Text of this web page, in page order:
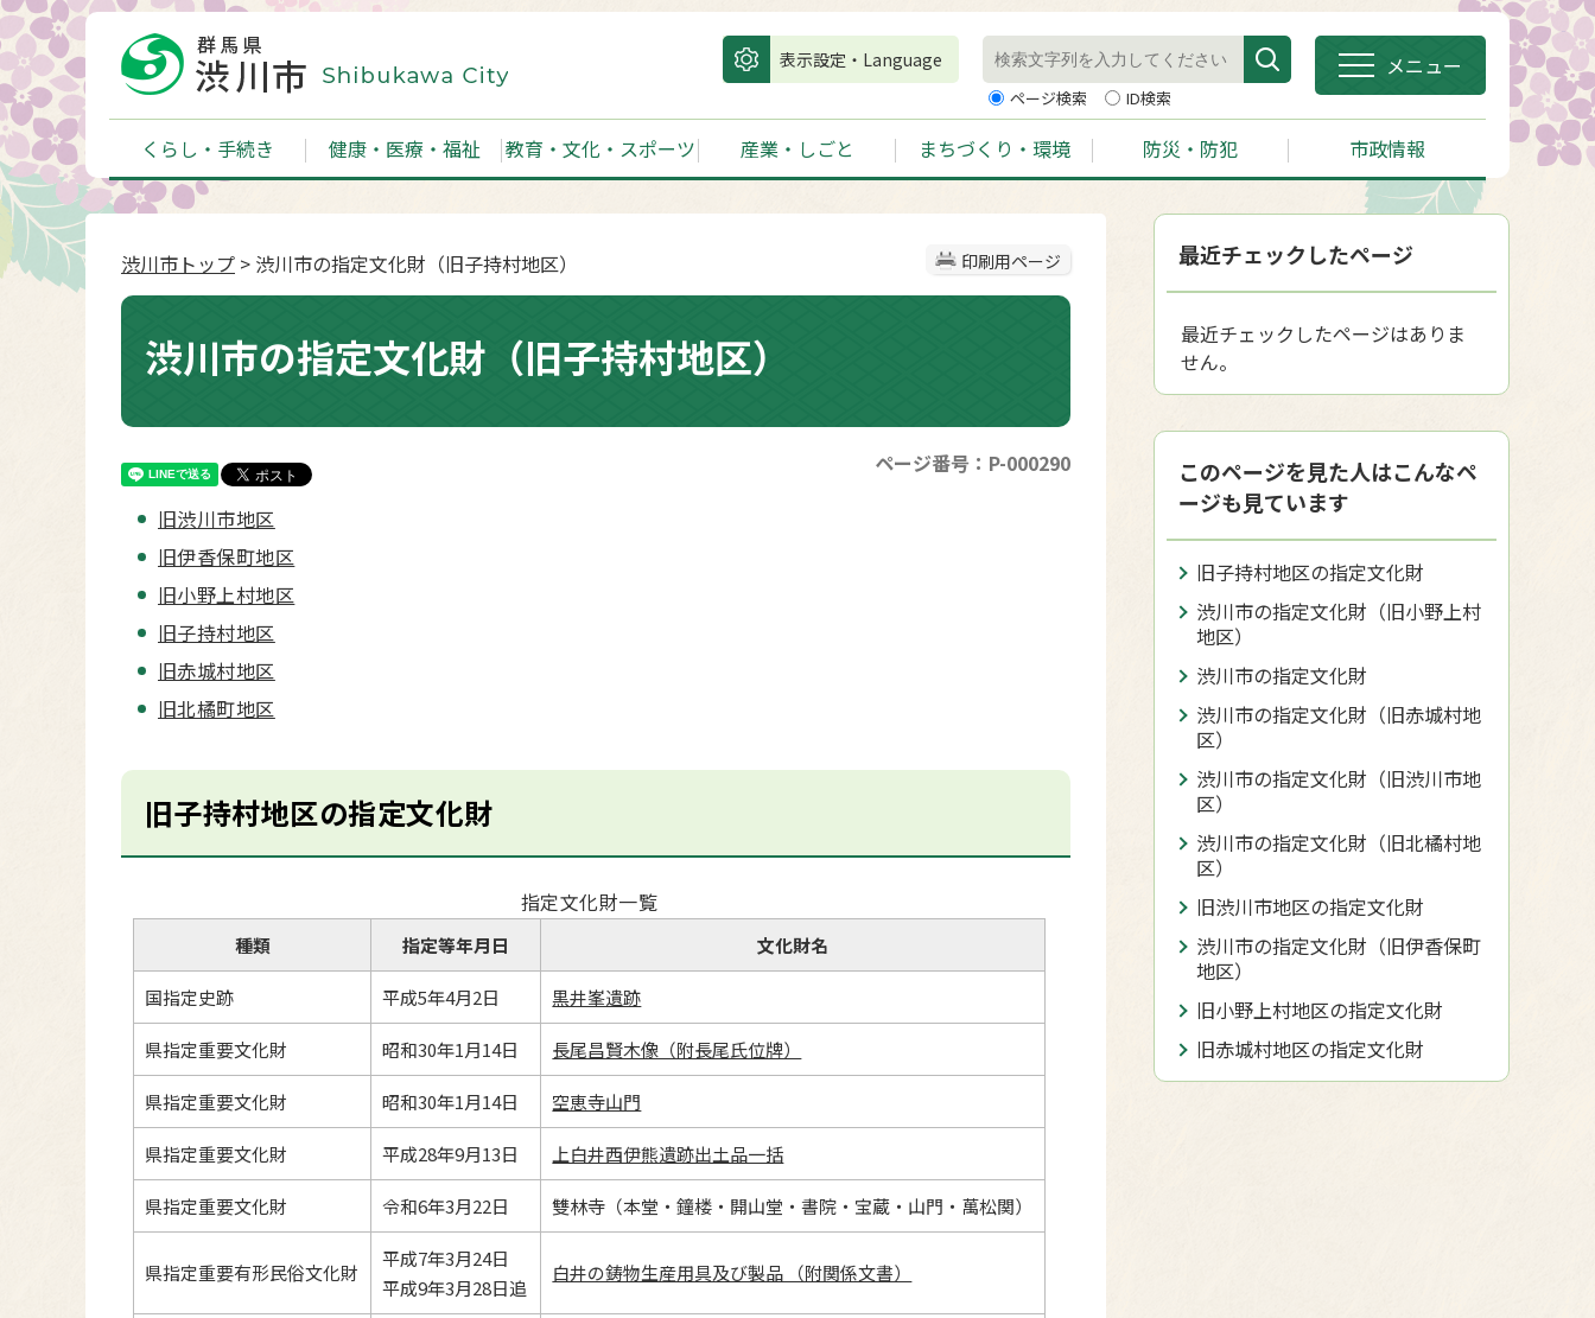
表示設定・Language
ページ検索 ID検索
メニュー
くらし・手続き 健康・医療・福祉 教育・文化・スポーツ 産業・しごと まちづくり・環境 防災・防犯 市政情報
印刷用ページ
渋川市トップ > 渋川市の指定文化財（旧子持村地区）
渋川市の指定文化財（旧子持村地区）
ページ番号：P-000290
旧渋川市地区
旧伊香保町地区
旧小野上村地区
旧子持村地区
旧赤城村地区
旧北橘町地区
旧子持村地区の指定文化財
指定文化財一覧
種類 指定等年月日 文化財名
国指定史跡 平成5年4月2日 黒井峯遺跡
県指定重要文化財 昭和30年1月14日 長尾昌賢木像（附長尾氏位牌）
県指定重要文化財 昭和30年1月14日 空恵寺山門
県指定重要文化財 平成28年9月13日 上白井西伊熊遺跡出土品一括
県指定重要文化財 令和6年3月22日 雙林寺（本堂・鐘楼・開山堂・書院・宝蔵・山門・萬松関）
県指定重要有形民俗文化財
平成7年3月24日
平成9年3月28日追
白井の鋳物生産用具及び製品 （附関係文書）
最近チェックしたページ
最近チェックしたページはありま
せん。
このページを見た人はこんなペ
ージも見ています
旧子持村地区の指定文化財
渋川市の指定文化財（旧小野上村
地区）
渋川市の指定文化財
渋川市の指定文化財（旧赤城村地
区）
渋川市の指定文化財（旧渋川市地
区）
渋川市の指定文化財（旧北橘村地
区）
旧渋川市地区の指定文化財
渋川市の指定文化財（旧伊香保町
地区）
旧小野上村地区の指定文化財
旧赤城村地区の指定文化財